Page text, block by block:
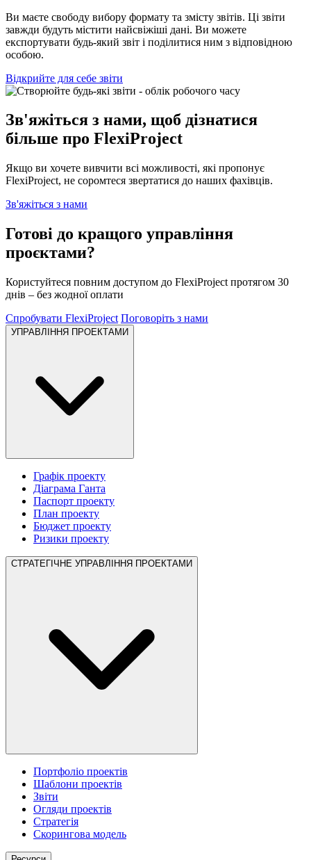
Ви маєте свободу вибору формату та змісту звітів. Ці звіти
завжди будуть містити найсвіжіші дані. Ви можете
експортувати будь-який звіт і поділитися ним з відповідною
особою.
Відкрийте для себе звіти
Зв'яжіться з нами, щоб дізнатися
більше про FlexiProject
Якщо ви хочете вивчити всі можливості, які пропонує
FlexiProject, не соромтеся звертатися до наших фахівців.
Зв'яжіться з нами
Готові до кращого управління
проєктами?
Користуйтеся повним доступом до FlexiProject протягом 30
днів – без жодної оплати
Спробувати FlexiProject Поговоріть з нами
УПРАВЛІННЯ ПРОЕКТАМИ
Графік проекту
Діаграма Ганта
Паспорт проекту
План проекту
Бюджет проекту
Ризики проекту
СТРАТЕГІЧНЕ УПРАВЛІННЯ ПРОЕКТАМИ
Портфоліо проектів
Шаблони проектів
Звіти
Огляди проектів
Стратегія
Скорингова модель